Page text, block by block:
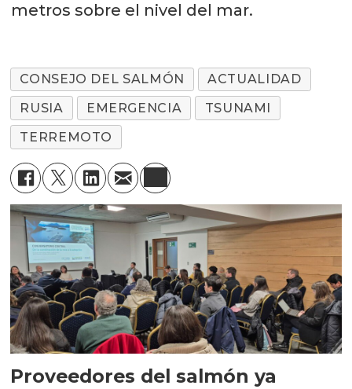
metros sobre el nivel del mar.
CONSEJO DEL SALMÓN
ACTUALIDAD
RUSIA
EMERGENCIA
TSUNAMI
TERREMOTO
Proveedores del salmón ya